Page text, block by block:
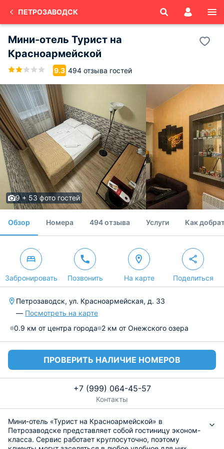
ПЕТРОЗАВОДСК
Мини-отель Турист на
Красноармейской
9.3 494 отзыва гостей
9 + 53 фото гостей
Обзор Номера 494 отзыва Услуги Как
Забронировать Позвонить На карте Поделиться
Петрозаводск, ул. Красноармейская, д. 33
— Посмотреть на карте
0.9 км от центра города 2 км от Онежского озера
ПРОВЕРИТЬ НАЛИЧИЕ НОМЕРОВ
+7 (999) 064-45-57
Контакты
Мини-отель «Турист на Красноармейской» в
Петрозаводске представляет собой гостиницу эконом-
класса. Сервис работает круглосуточно, поэтому